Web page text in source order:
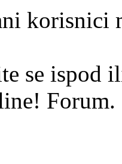
se ispod
Forum.